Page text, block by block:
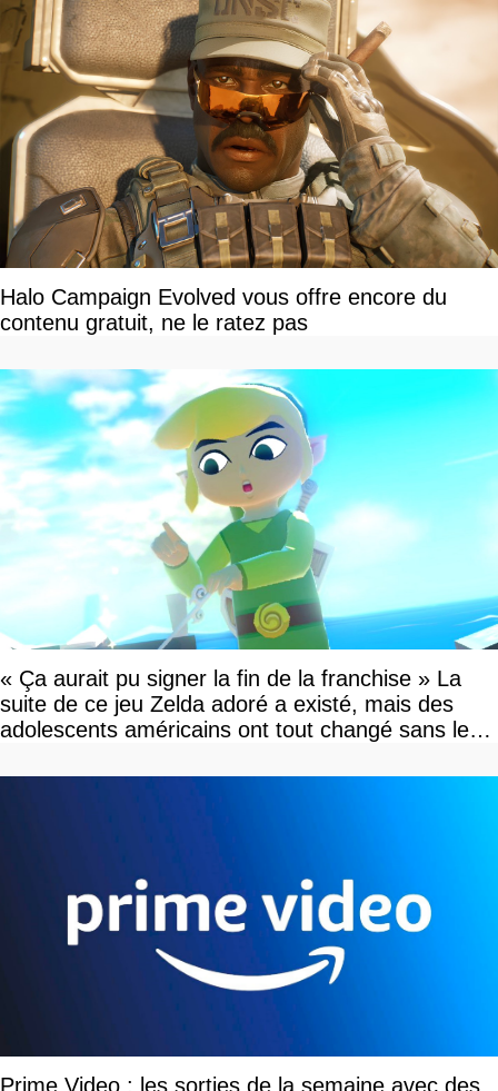
Halo Campaign Evolved vous offre encore du
contenu gratuit, ne le ratez pas
« Ça aurait pu signer la fin de la franchise » La
suite de ce jeu Zelda adoré a existé, mais des
adolescents américains ont tout changé sans le
Prime Video : les sorties de la semaine avec des